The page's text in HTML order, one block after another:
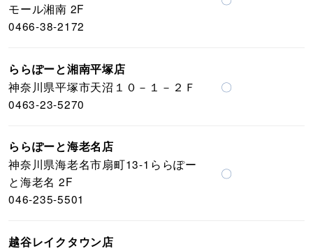
モール湘南 2F
0466-38-2172
ららぽーと湘南平塚店
神奈川県平塚市天沼１０－１－２Ｆ
0463-23-5270
〇
ららぽーと海老名店
神奈川県海老名市扇町13-1ららぽー
と海老名 2F
046-235-5501
〇
越谷レイクタウン店